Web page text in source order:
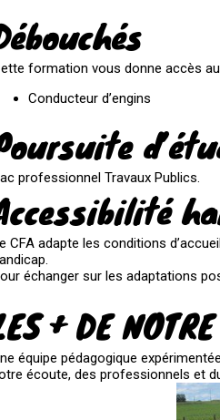
formation vous donne accès
Conducteur d’engins
professionnel Travaux Publics.
CFA adapte les conditions
échanger sur les adaptations
+ DE
équipe pédagogique
écoute, des professionnels et